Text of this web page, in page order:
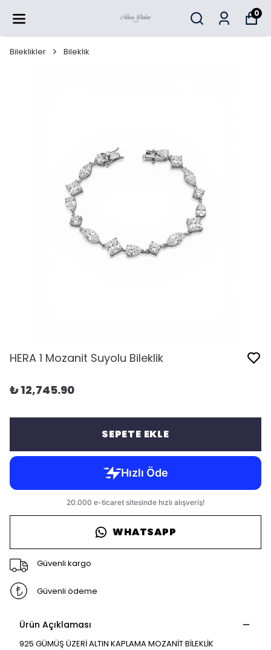
0
Bileklikler Bileklik
HERA 1 Mozanit Suyolu Bileklik
₺ 12,745.90
SEPETE EKLE
WHATSAPP
Güvenli kargo
Güvenli ödeme
Ürün Açıklaması
925 GÜMÜŞ ÜZERİ ALTIN KAPLAMA MOZANİT BİLEKLİK